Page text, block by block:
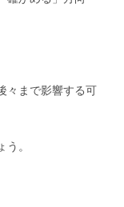
々まで影響する可
。